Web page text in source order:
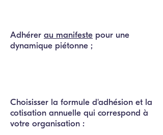
Adhérer au manifeste pour une
dynamique piétonne ;
Choisisser la formule d'adhésion et la
cotisation annuelle qui correspond à
votre organisation :